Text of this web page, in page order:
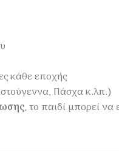
κάθε εποχής
Πάσχα κ.λπ.)
, το παιδί μπορεί να